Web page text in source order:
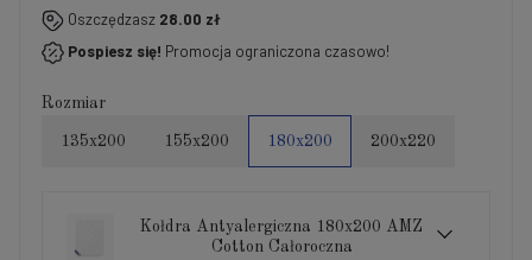
Jeżeli produkt jest sprzedawany krócej niż 30 dni,
wyświetlana jest najniższa cena od momentu, kiedy
produkt pojawił się w sprzedaży.
Oszczędzasz 28.00 zł
Pospiesz się! Promocja ograniczona czasowo!
Rozmiar
135x200 155x200 180x200 200x220
Kołdra Antyalergiczna 180x200 AMZ
Cotton Całoroczna